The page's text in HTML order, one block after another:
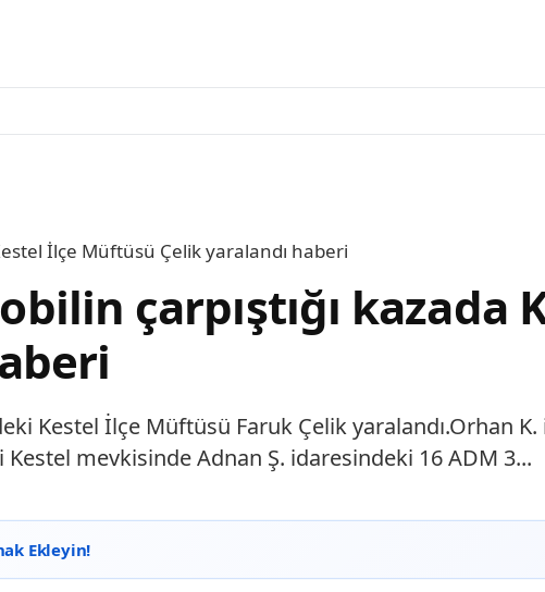
İlçe Müftüsü Çelik yaralandı haberi
çarpıştığı kazada
Kestel İlçe Müftüsü Faruk Çelik yaralandı.Orhan
mevkisinde Adnan Ş. idaresindeki 16 ADM 3...
Ekleyin!